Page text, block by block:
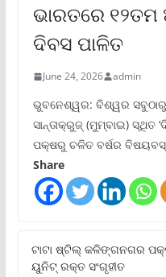
ଭାରତରେ ୧୨ତମ
ଦିବସ ପାଳିତ
June 24, 2026 admin
ଭୁବନେଶ୍ୱର: ବିଶ୍ୱର
ସାନ୍ତାକ୍ରୁଜ୍ (ମୁମ୍ବାଇ)
ପକ୍ଷରୁ ଚଳିତ ବର୍ଷର
Share
ଟାଟା ଷ୍ଟିଲ୍‌ କଳିଙ୍ଗନଗର
ୟୁନିଟ୍‌ ରକ୍ତ ସଂଗୃହୀତ